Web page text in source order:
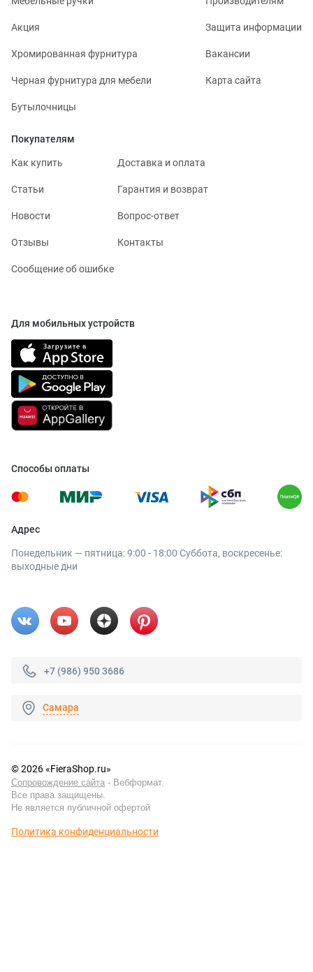
Акция
Хромированная фурнитура
Черная фурнитура для мебели
Бутылочницы
Защита информации
Вакансии
Карта сайта
Покупателям
Как купить Доставка и оплата
Статьи Гарантия и возврат
Новости Вопрос-ответ
Отзывы Контакты
Сообщение об ошибке
Для мобильных устройств
Способы оплаты
Адрес
Понедельник — пятница: 9:00 - 18:00 Суббота, воскресенье:
выходные дни
+7 (986) 950 3686
Самара
© 2026 «FieraShop.ru»
Сопровождение сайта - Вебформат.
Все права защищены.
Не является публичной офертой
Политика конфиденциальности